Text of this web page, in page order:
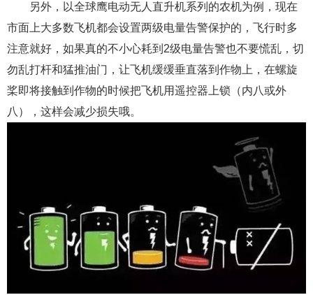
另外，以全球鹰电动无人直升机系列的农机为例，现在
市面上大多数飞机都会设置两级电量告警保护的，飞行时多
注意就好，如果真的不小心耗到2级电量告警也不要慌乱，切
勿乱打杆和猛推油门，让飞机缓缓垂直落到作物上，在螺旋
桨即将接触到作物的时候把飞机用遥控器上锁（内八或外
八），这样会减少损失哦。